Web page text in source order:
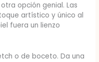
opción genial. Las
artístico y único al
fuera un lienzo
o de boceto. Da una